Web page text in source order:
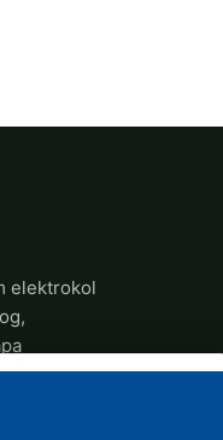
elektrokol
celé ČR.